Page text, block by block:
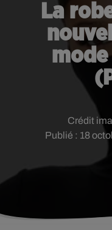
La
mode
Publié : 18
Crédit